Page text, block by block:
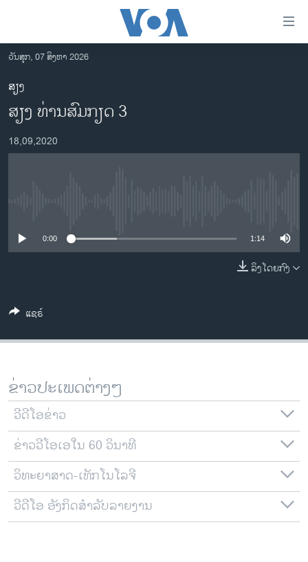
ເຂົ້າ
ຫາ
ຂ້າມ
ຂ້າມ
ຂ້າມ
ໄປ
ລາວ
ອາເມຣິກາ
ການເລືອກຕັ້ງ ປະທານາທີບໍດີ ສະຫະລັດ 2024
ອິດສະຫຼະພາບດ້ານການຂ່າວ
ວິທະຍາສາດ-ເທັກໂນໂລຈີ
ທຸລະກິດ
ວີດີໂອ
ສຽງ
ລາຍການກະຈາຍສຽງ
ພາສາຕ່າງໆ
ວັນສຸກ, 07 ສິງຫາ 2026
ສຽງ
ສຽງ ທ່ານສົມກຽດ 3
18,09,2020
0:00 1:14
ລິງໂດຍກົງ
ແຊຣ໌
ຂ່າວປະເພດຕ່າງໆ
ວີດີໂອຂ່າວ
ຂ່າວວີໂອເອໃນ 60 ວິນາທີ
ວິທະຍາສາດ-ເທັກໂນໂລຈີ
ວີດີໂອ ອັງກິດສຳລັບລາຍງານ